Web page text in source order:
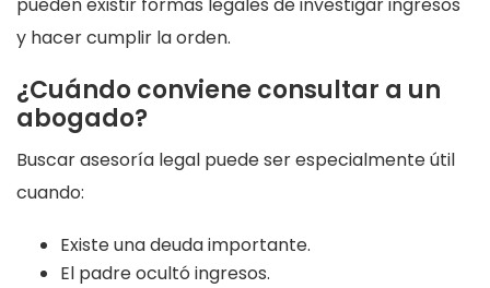
pueden existir formas legales de investigar ingresos
y hacer cumplir la orden.
¿Cuándo conviene consultar a un
abogado?
Buscar asesoría legal puede ser especialmente útil
cuando:
Existe una deuda importante.
El padre ocultó ingresos.